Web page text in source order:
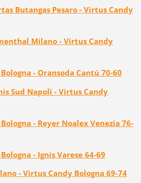
Butangas Pesaro - Virtus Candy
Milano - Virtus Candy
- Oransoda Cantù 70-60
Sud Napoli - Virtus Candy
- Reyer Noalex Venezia 76-
- Ignis Varese 64-69
- Virtus Candy Bologna 69-74